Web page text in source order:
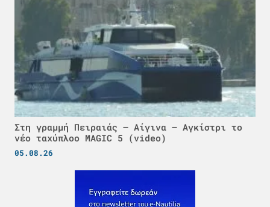
Στη γραμμή Πειραιάς – Αίγινα – Αγκίστρι το
νέο ταχύπλοο MAGIC 5 (video)
05.08.26